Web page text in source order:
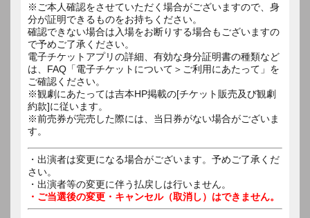
※ご本人確認をさせていただく場合がございますので、身
分が証明できるものをお持ちください。
確認できない場合は入場をお断りする場合もございますの
で予めご了承ください。
電子チケットアプリの詳細、有効な身分証明書の種類など
は、FAQ「電子チケットについて＞ご利用にあたって」を
ご確認ください。
※観劇にあたっては吉本HP掲載の[チケット販売及び観劇
約款]に従います。
※前売券が完売した際には、当日券がない場合がございま
す。
・出演者は変更になる場合がございます。予めご了承くだ
さい。
・出演者等の変更に伴う払戻しは行いません。
・ご当選後の変更・キャンセル（取消し）はできません。